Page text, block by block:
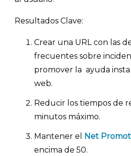
Resultados Clave:
Crear una URL con las
frecuentes sobre
promover la ayuda
web.
Reducir los tiempos de
minutos máximo.
Mantener el Net
encima de 50.